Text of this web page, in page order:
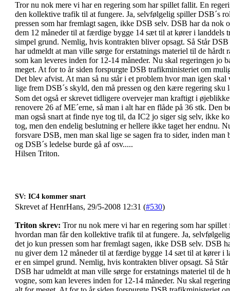
Tror nu nok mere vi har en regering som har spillet fallit. En
den kollektive trafik til at fungere. Ja, selvfølgelig spiller DSB´s
pressen som har fremlagt sagen, ikke DSB selv. DSB har da
dem 12 måneder til at færdige bygge 14 sæt til at kører i landdels
simpel grund. Nemlig, hvis kontrakten bliver opsagt. Så Står
har udmeldt at man ville sørge for erstatnings materiel til de
som kan leveres inden for 12-14 måneder. Nu skal regeringen jo
meget. At for to år siden forspurgte DSB trafikministeriet om
Det blev afvist. At man så nu står i et problem hvor man igen
lige frem DSB´s skyld, den må pressen og den kære regering
Som det også er skrevet tidligere overvejer man kraftigt i
renovere 26 af ME´erne, så man i alt har en flåde på 36 stk. Den
man også snart at finde nye tog til, da IC2 jo siger sig selv, ikke
tog, men den endelig beslutning er hellere ikke taget her endnu.
forsvare DSB, men man skal lige se sagen fra to sider, inden
og DSB´s ledelse burde gå af osv.....
Hilsen Triton.
SV: IC4 kommer snart
Skrevet af HenrHans, 29/5-2008 12:31 (#530)
Triton skrev: Tror nu nok mere vi har en regering som har
hvordan man får den kollektive trafik til at fungere. Ja,
det jo kun pressen som har fremlagt sagen, ikke DSB selv. DSB
nu giver dem 12 måneder til at færdige bygge 14 sæt til at kører i
er en simpel grund. Nemlig, hvis kontrakten bliver opsagt. Så
DSB har udmeldt at man ville sørge for erstatnings materiel til de
vogne, som kan leveres inden for 12-14 måneder. Nu skal